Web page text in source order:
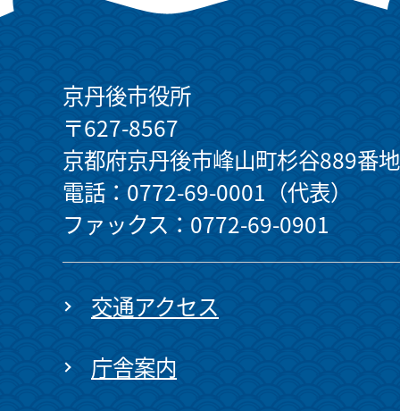
京丹後市役所
〒627-8567
京都府京丹後市峰山町杉谷889番地
電話：0772-69-0001（代表）
ファックス：0772-69-0901
交通アクセス
庁舎案内